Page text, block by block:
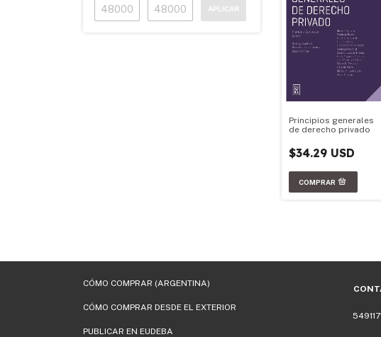
APLICAR
Principios generales
de derecho privado
$34.29 USD
CÓMO COMPRAR (ARGENTINA)
CÓMO COMPRAR DESDE EL EXTERIOR
PUBLICAR EN EUDEBA